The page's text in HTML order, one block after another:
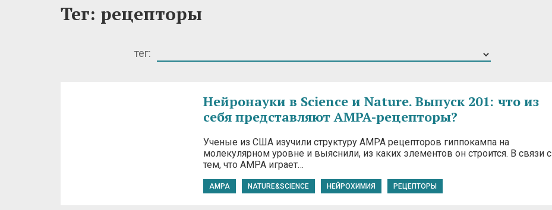
Тег: рецепторы
тег:
Нейронауки в Science и Nature. Выпуск 201: что из
себя представляют AMPA-рецепторы?
Ученые из США изучили структуру AMPA рецепторов гиппокампа на
молекулярном уровне и выяснили, из каких элементов он строится. В связи с
тем, что AMPA играет…
AMPA NATURE&SCIENCE НЕЙРОХИМИЯ РЕЦЕПТОРЫ